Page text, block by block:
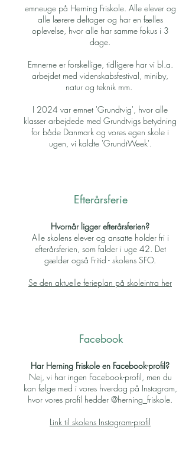
emneuge på Herning Friskole. Alle elever og
alle lærere deltager og har en fælles
oplevelse, hvor alle har samme fokus i 3
dage.
Emnerne er forskellige, tidligere har vi bl.a.
arbejdet med videnskabsfestival, miniby,
natur og teknik mm.
I 2024 var emnet 'Grundtvig', hvor alle
klasser arbejdede med Grundtvigs betydning
for både Danmark og vores egen skole i
ugen, vi kaldte 'GrundtWeek'.
Efterårsferie
Hvornår ligger efterårsferien?
Alle skolens elever og ansatte holder fri i
efterårsferien, som falder i uge 42. Det
gælder også Fritid - skolens SFO.
Se den aktuelle ferieplan på skoleintra her
Facebook
Har Herning Friskole en Facebook-profil?
Nej, vi har ingen Facebook-profil, men du
kan følge med i vores hverdag på Instagram,
hvor vores profil hedder @herning_friskole.
Link til skolens Instagram-profil